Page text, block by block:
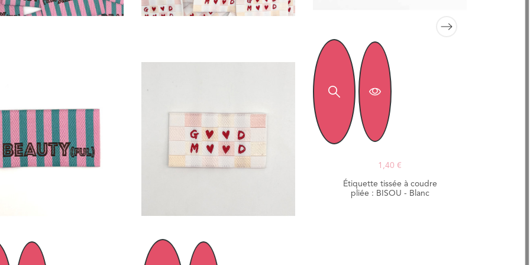
Étiquette tissée à coudre
pliée : BISOU - Blanc
1,40 €